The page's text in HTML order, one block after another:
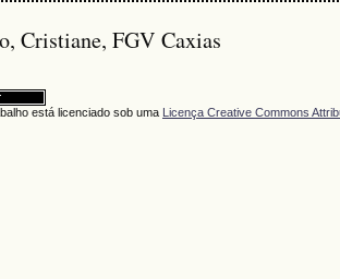
Cristiane, FGV Caxias
está licenciado sob uma Licença Creative Commons